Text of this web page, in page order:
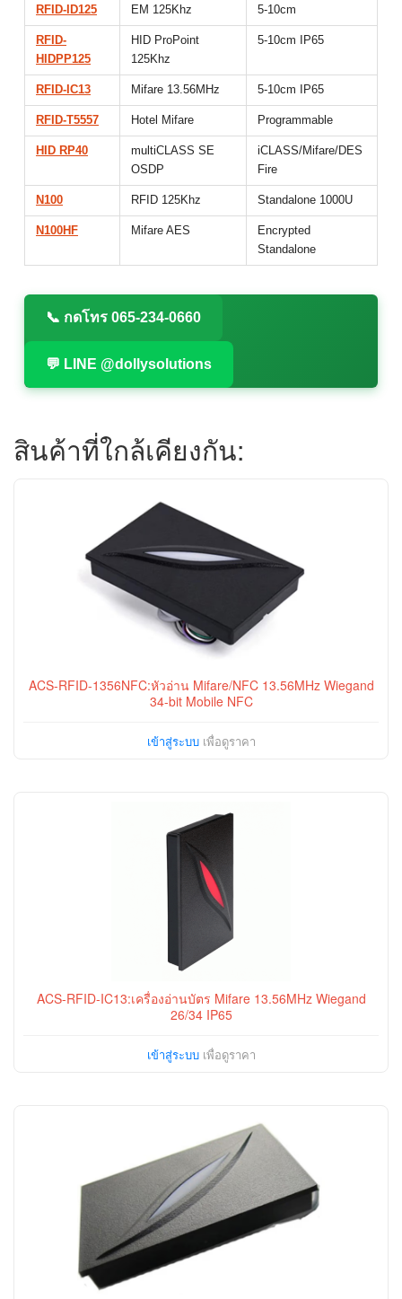
RFID-ID125 EM 125Khz 5-10cm
RFID-
HIDPP125
HID ProPoint
125Khz
5-10cm IP65
RFID-IC13 Mifare 13.56MHz 5-10cm IP65
RFID-T5557 Hotel Mifare Programmable
HID RP40
multiCLASS SE
OSDP
iCLASS/Mifare/DES
Fire
N100 RFID 125Khz Standalone 1000U
N100HF Mifare AES
Encrypted
Standalone
📞 กดโทร 065-234-0660
💬 LINE @dollysolutions
สินค้าที่ใกล้เคียงกัน:
ACS-RFID-1356NFC:หัวอ่าน Mifare/NFC 13.56MHz Wiegand
34-bit Mobile NFC
เข้าสู่ระบบเพื่อดูราคา
ACS-RFID-IC13:เครื่องอ่านบัตร Mifare 13.56MHz Wiegand
26/34 IP65
เข้าสู่ระบบเพื่อดูราคา